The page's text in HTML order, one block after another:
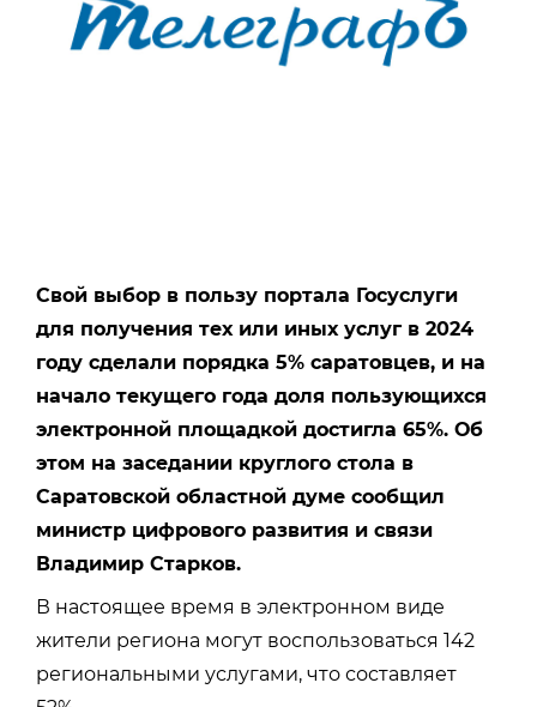
Свой выбор в пользу портала Госуслуги
для получения тех или иных услуг в 2024
году сделали порядка 5% саратовцев, и на
начало текущего года доля пользующихся
электронной площадкой достигла 65%. Об
этом на заседании круглого стола в
Саратовской областной думе сообщил
министр цифрового развития и связи
Владимир Старков.
В настоящее время в электронном виде
жители региона могут воспользоваться 142
региональными услугами, что составляет